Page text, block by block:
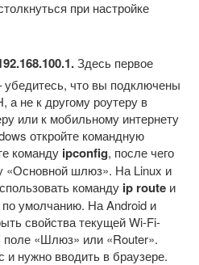
при настройке
Здесь первое
убедитесь, что вы подключены
а не к другому роутеру в
или к мобильному интернету
откройте командную
команду ipconfig, после чего
«Основной шлюз». На Linux и
команду ip route и
по умолчанию. На Android и
свойства текущей Wi-Fi-
поле «Шлюз» или «Router».
и нужно вводить в браузере.